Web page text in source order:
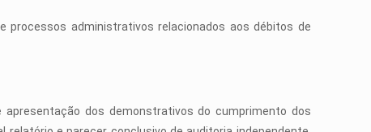
administrativos relacionados aos débitos de
dos demonstrativos do cumprimento dos